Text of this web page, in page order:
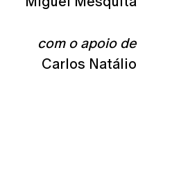
com o apoio de
Carlos Natálio